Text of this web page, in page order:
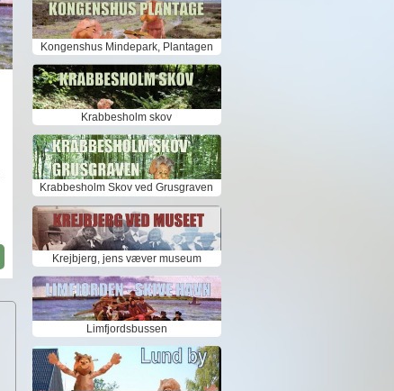
Kongenshus Mindepark, Plantagen
Krabbesholm skov
Krabbesholm Skov ved Grusgraven
Krejbjerg, jens væver museum
Limfjordsbussen